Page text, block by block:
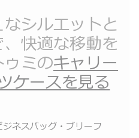
シルエットと
快適な移動を
ミのキャリー
ケースを見る
ネスバッグ・ブリーフ